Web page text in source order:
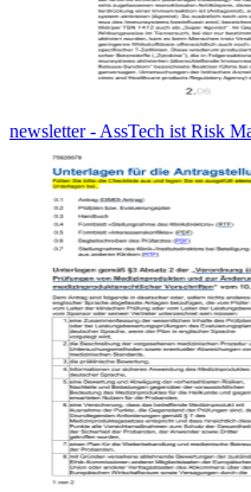
newsletter - AssTech ist Risk